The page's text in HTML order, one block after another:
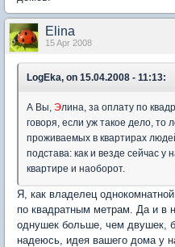
Elina
15 Apr 2008
LogEka, on 15.04.2008 - 11:13:
А Вы, Элина, за оплату по
говоря, если уж такое дело, то
проживаемых в квартирах
подстава: как и везде сейчас у
квартире и наоборот.
Я, как владелец
по квадратным метрам. Да и в
однушек больше, чем двушек,
надеюсь, идея вашего дома у